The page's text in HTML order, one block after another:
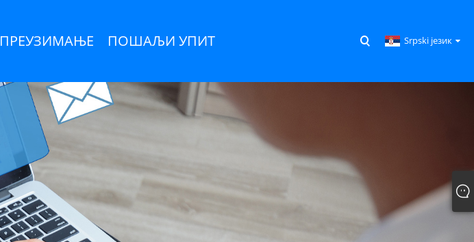
ПРЕУЗИМАЊЕ ПОШАЉИ УПИТ Srpski језик